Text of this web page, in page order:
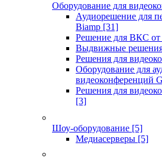
Оборудование для
Аудиорешение для
Biamp [31]
Решение для ВКС от
Выдвижные
Решения для
Оборудование для
видеоконференций
Решения для
[3]
Шоу-оборудование [5]
Медиасерверы [5]